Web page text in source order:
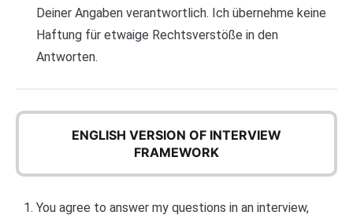
Deiner Angaben verantwortlich. Ich übernehme keine
Haftung für etwaige Rechtsverstöße in den
Antworten.
ENGLISH VERSION OF INTERVIEW
FRAMEWORK
You agree to answer my questions in an interview,